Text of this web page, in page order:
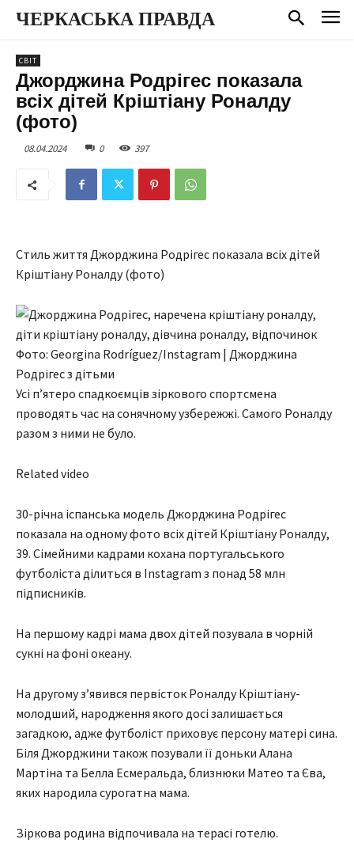
ЧЕРКАСЬКА ПРАВДА
СВІТ
Джорджина Родрігес показала
всіх дітей Кріштіану Роналду
(фото)
08.04.2024 0 397
Стиль життя Джорджина Родрігес показала всіх дітей
Кріштіану Роналду (фото)
Фото: Georgina Rodríguez/Instagram | Джорджина
Родрігес з дітьми
Усі пʼятеро спадкоємців зіркового спортсмена
проводять час на сонячному узбережжі. Самого Роналду
разом з ними не було.
Related video
30-річна іспанська модель Джорджина Родрігес
показала на одному фото всіх дітей Кріштіану Роналду,
39. Сімейними кадрами кохана португальського
футболіста ділиться в Instagram з понад 58 млн
підписників.
На першому кадрі мама двох дітей позувала в чорній
сукні на фоні океану.
На другому зʼявився первісток Роналду Кріштіану-
молодший, народження якого досі залишається
загадкою, адже футболіст приховує персону матері сина.
Біля Джорджини також позували її доньки Алана
Мартіна та Белла Есмеральда, близнюки Матео та Єва,
яких народила сурогатна мама.
Зіркова родина відпочивала на терасі готелю.